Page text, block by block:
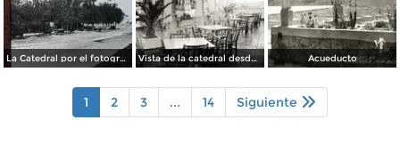
La Catedral por el fotografo William H. Rau.. Vista de la catedral desde el Hotel Palacio Hilton Acueducto
1 2 3 ... 14 Siguiente